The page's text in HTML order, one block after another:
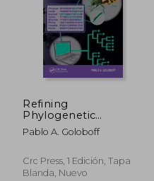
dcto. $ 447.055
Refining
Phylogenetic
Analyses:
Phylogenetic Analysis
Data: Volume 2
(Species and
Pablo A. Goloboff
Crc Press, 1 Edición, Tapa
Blanda, Nuevo